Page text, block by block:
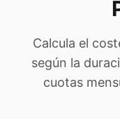
Calcula el
según la
cuotas